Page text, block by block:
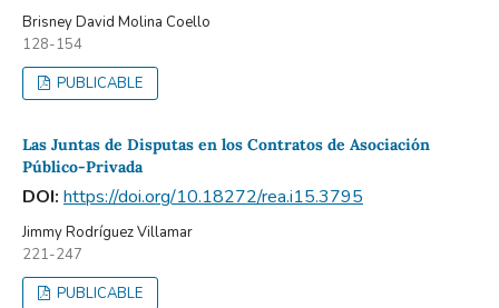
Brisney David Molina Coello
128-154
PUBLICABLE
Las Juntas de Disputas en los Contratos de Asociación
Público-Privada
DOI: https://doi.org/10.18272/rea.i15.3795
Jimmy Rodríguez Villamar
221-247
PUBLICABLE